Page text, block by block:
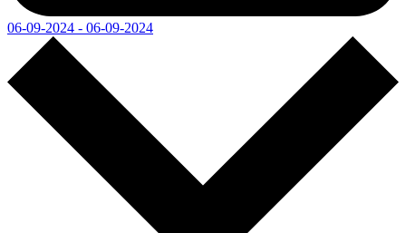
06-09-2024 - 06-09-2024